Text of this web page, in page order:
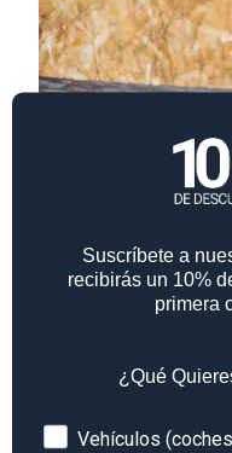
Trackbacks están
Deja una
Tu dirección de
Comentario *
Suscríbete a
recibirás un 10%
primera
¿Qué
Devices
Vehículos